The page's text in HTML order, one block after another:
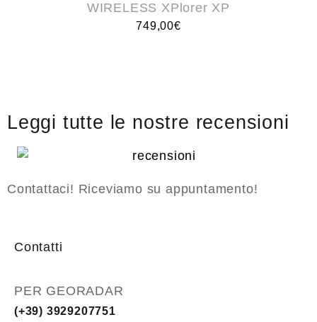
WIRELESS XPlorer XP
749,00€
Leggi tutte le nostre recensioni
Contattaci! Riceviamo su appuntamento!
Contatti
PER GEORADAR
(+39) 3929207751